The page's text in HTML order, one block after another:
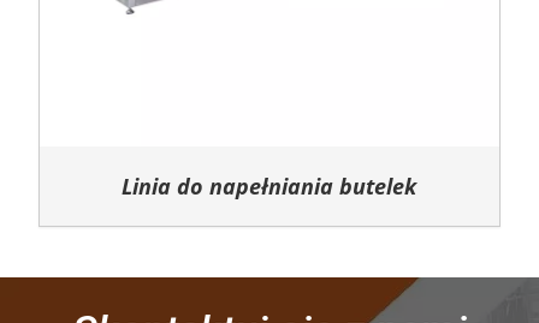
Linia do napełniania butelek